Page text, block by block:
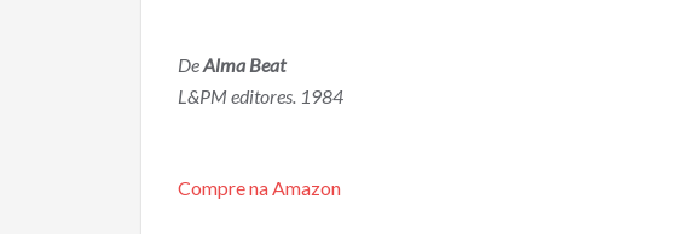
DeAlma Beat
L&PM editores. 1984
Compre na Amazon